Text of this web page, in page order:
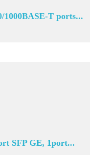
1000BASE-T ports...
SFP GE, 1port...